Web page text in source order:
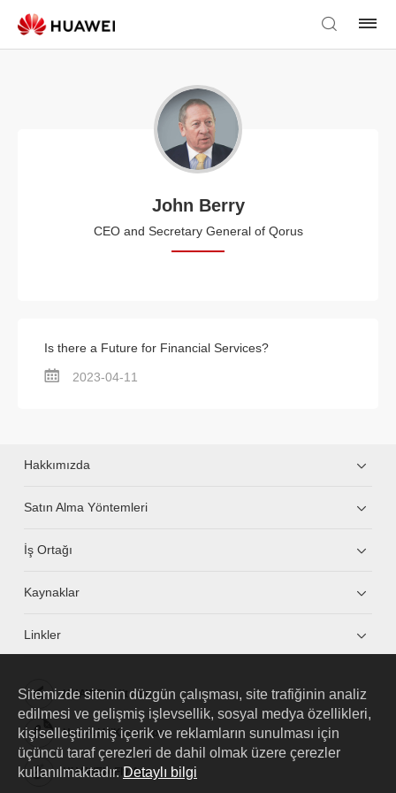
John Berry
CEO and Secretary General of Qorus
Is there a Future for Financial Services?
2023-04-11
Hakkımızda
Satın Alma Yöntemleri
İş Ortağı
Kaynaklar
Linkler
HUAWEI eKit App
Huawei HiKnow App
HUAWEI eFly App
Sitemizde sitenin düzgün çalışması, site trafiğinin analiz
edilmesi ve gelişmiş işlevsellik, sosyal medya özellikleri,
kişiselleştirilmiş içerik ve reklamların sunulması için
üçüncü taraf çerezleri de dahil olmak üzere çerezler
kullanılmaktadır. Detaylı bilgi